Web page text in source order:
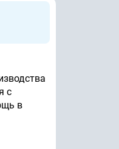
с
в